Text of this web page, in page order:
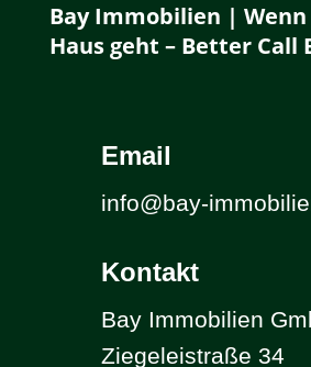
Bay Immobilien | Wenn
Haus geht – Better Call
Email
info@bay-
Kontakt
Bay Immobilien
Ziegeleistraße 34